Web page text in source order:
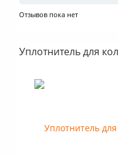
Отзывов пока нет
Уплотнитель для